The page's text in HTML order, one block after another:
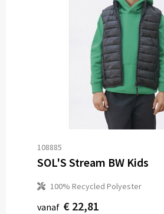
108885
SOL'S Stream BW Kids
100% Recycled Polyester
vanaf € 22,81